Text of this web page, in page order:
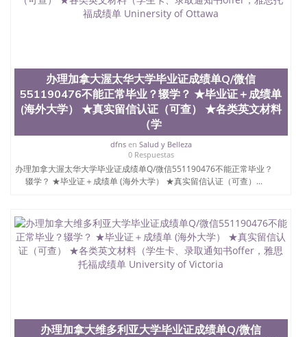
办理加拿大渥太华大学毕业证成绩单Q/微信
551190476不能正常毕业？辍学？ ★毕业证＋成绩单
(海外大学） ★真实留信认证（可查） ★各类英文材料
（学
dfnsen Salud y Belleza
0 Respuestas
办理加拿大渥太华大学毕业证成绩单Q/微信551190476不能正常毕业？
辍学？ ★毕业证＋成绩单 (海外大学） ★真实留信认证（可查）...
办理加拿大维多利亚大学毕业证成绩单Q/微信